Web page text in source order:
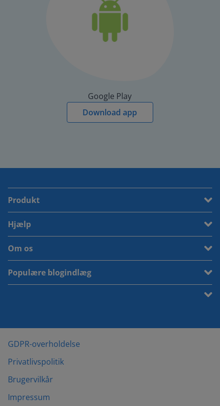
Google Play
Download app
Produkt
Hjælp
Om os
Populære blogindlæg
GDPR-overholdelse
Privatlivspolitik
Brugervilkår
Impressum